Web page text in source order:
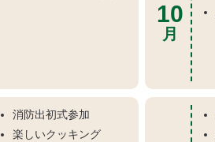
10
月
消防出初式参加
楽しいクッキング